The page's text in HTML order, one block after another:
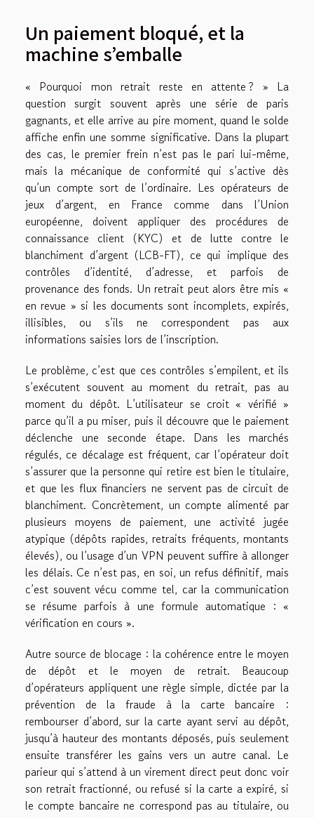
Un paiement bloqué, et la
machine s’emballe
« Pourquoi mon retrait reste en attente ? » La
question surgit souvent après une série de paris
gagnants, et elle arrive au pire moment, quand le solde
affiche enfin une somme significative. Dans la plupart
des cas, le premier frein n’est pas le pari lui-même,
mais la mécanique de conformité qui s’active dès
qu’un compte sort de l’ordinaire. Les opérateurs de
jeux d’argent, en France comme dans l’Union
européenne, doivent appliquer des procédures de
connaissance client (KYC) et de lutte contre le
blanchiment d’argent (LCB-FT), ce qui implique des
contrôles d’identité, d’adresse, et parfois de
provenance des fonds. Un retrait peut alors être mis «
en revue » si les documents sont incomplets, expirés,
illisibles, ou s’ils ne correspondent pas aux
informations saisies lors de l’inscription.
Le problème, c’est que ces contrôles s’empilent, et ils
s’exécutent souvent au moment du retrait, pas au
moment du dépôt. L’utilisateur se croit « vérifié »
parce qu’il a pu miser, puis il découvre que le paiement
déclenche une seconde étape. Dans les marchés
régulés, ce décalage est fréquent, car l’opérateur doit
s’assurer que la personne qui retire est bien le titulaire,
et que les flux financiers ne servent pas de circuit de
blanchiment. Concrètement, un compte alimenté par
plusieurs moyens de paiement, une activité jugée
atypique (dépôts rapides, retraits fréquents, montants
élevés), ou l’usage d’un VPN peuvent suffire à allonger
les délais. Ce n’est pas, en soi, un refus définitif, mais
c’est souvent vécu comme tel, car la communication
se résume parfois à une formule automatique : «
vérification en cours ».
Autre source de blocage : la cohérence entre le moyen
de dépôt et le moyen de retrait. Beaucoup
d’opérateurs appliquent une règle simple, dictée par la
prévention de la fraude à la carte bancaire :
rembourser d’abord, sur la carte ayant servi au dépôt,
jusqu’à hauteur des montants déposés, puis seulement
ensuite transférer les gains vers un autre canal. Le
parieur qui s’attend à un virement direct peut donc voir
son retrait fractionné, ou refusé si la carte a expiré, si
le compte bancaire ne correspond pas au titulaire, ou